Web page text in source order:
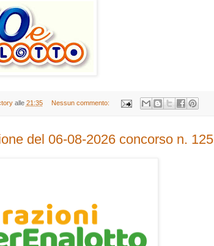
alle 21:35 Nessun commento:
del 06-08-2026 concorso n. 125